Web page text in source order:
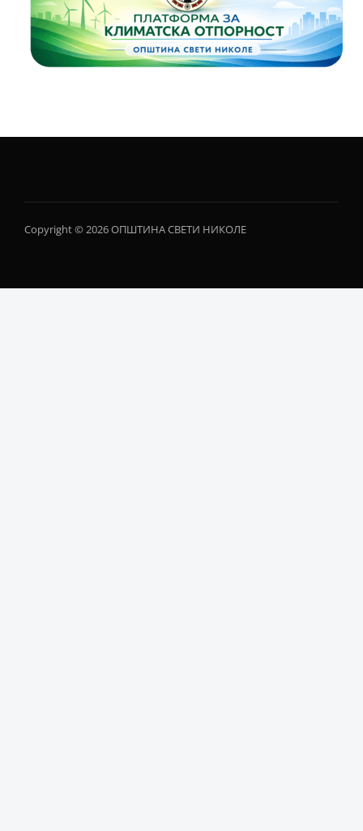
Copyright © 2026 ОПШТИНА СВЕТИ НИКОЛЕ